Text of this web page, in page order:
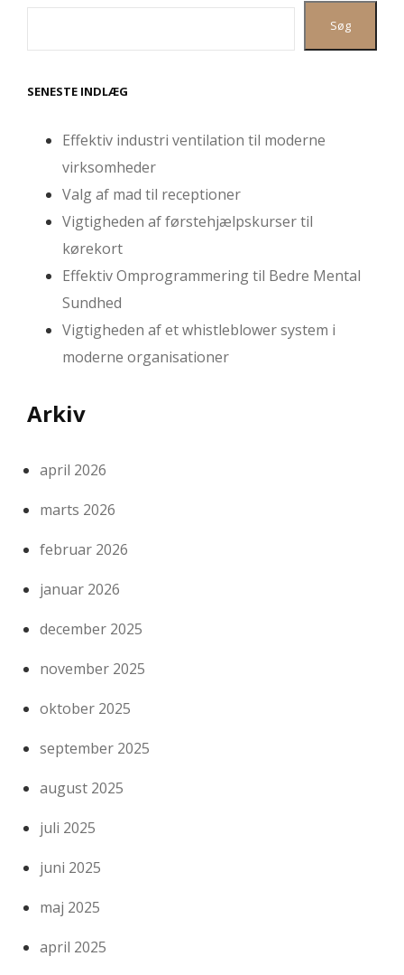
Søg
SENESTE INDLÆG
Effektiv industri ventilation til moderne
virksomheder
Valg af mad til receptioner
Vigtigheden af førstehjælpskurser til
kørekort
Effektiv Omprogrammering til Bedre Mental
Sundhed
Vigtigheden af et whistleblower system i
moderne organisationer
Arkiv
april 2026
marts 2026
februar 2026
januar 2026
december 2025
november 2025
oktober 2025
september 2025
august 2025
juli 2025
juni 2025
maj 2025
april 2025